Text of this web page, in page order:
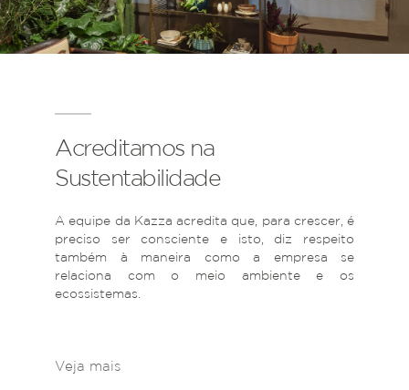
Acreditamos na
Sustentabilidade
A equipe da Kazza acredita que, para crescer, é
preciso ser consciente e isto, diz respeito
também à maneira como a empresa se
relaciona com o meio ambiente e os
ecossistemas.
Veja mais